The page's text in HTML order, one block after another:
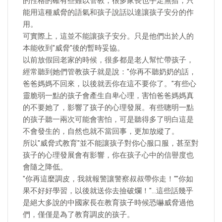
能用這種威脅的語氣和孩子說話以達讓孩子安分的作
用。
可實際上，這並不能讓孩子安分。只是他們出於人的
本能收到"威脅"後的暫時妥協。
以前放假回老家的時候，很多都是老人幫忙帶孩子，
經常聽到她們管教孩子就是說："你再不聽奶奶的話，
爸爸媽媽不回來，以後就丟你在這不要你了。"有些心
靈脆弱一點的孩子會產生自卑心理，害怕爸爸媽媽真
的不要她了，影響了孩子的心理發展。有些聰明一點
的孩子聽一兩次可能會害怕，可是聽得多了明白這是
不會發生的，自然也就不當回事，更加放縱了。
所以"威脅式教育"並不能讓孩子對你心服口服，甚至對
孩子的心理發展會有影響，你在孩子心中的信譽度也
會隨之降低。
"你再這麼調皮，我就報警讓警察叔叔帶你走！""你如
果不好好學習，以後就送你去撿破爛！"…這些話幾乎
是絕大多說的中國家長在教育孩子時候恐嚇威脅過他
們，僅僅是為了教育調皮的孩子。